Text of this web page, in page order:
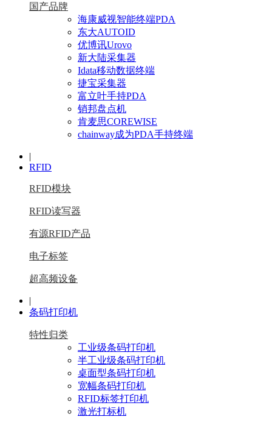
国产品牌
海康威视智能终端PDA
东大AUTOID
优博讯Urovo
新大陆采集器
Idata移动数据终端
捷宝采集器
富立叶手持PDA
销邦盘点机
肯麦思COREWISE
chainway成为PDA手持终端
|
RFID
RFID模块
RFID读写器
有源RFID产品
电子标签
超高频设备
|
条码打印机
特性归类
工业级条码打印机
半工业级条码打印机
桌面型条码打印机
宽幅条码打印机
RFID标签打印机
激光打标机